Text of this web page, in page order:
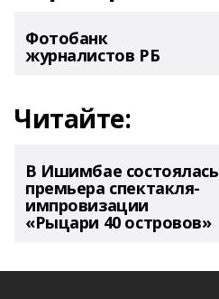
Фотобанк
журналистов РБ
Читайте:
В Ишимбае состоялась
премьера спектакля-
импровизации
«Рыцари 40 островов»